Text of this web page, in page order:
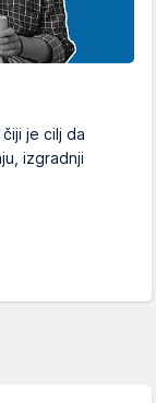
je cilj da
izgradnji